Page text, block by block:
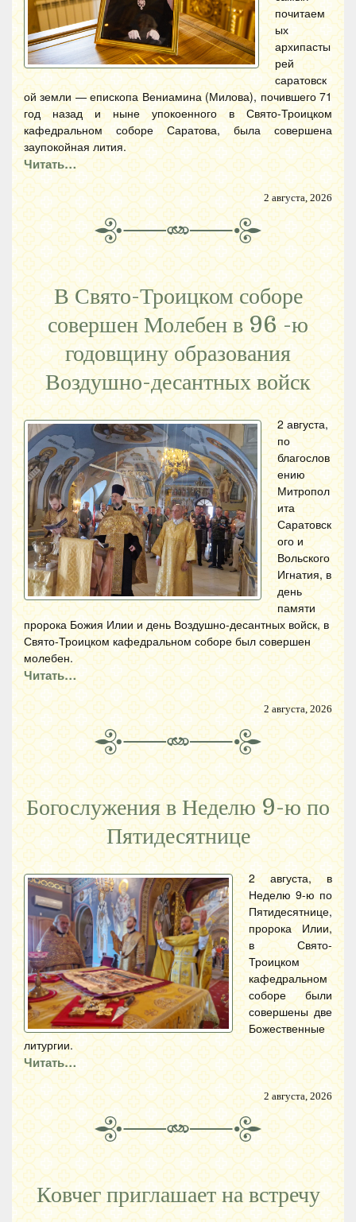
почитаем
ых
архипасты
рей
саратовск
ой земли — епископа Вениамина (Милова), почившего 71
год назад и ныне упокоенного в Свято-Троицком
кафедральном соборе Саратова, была совершена
заупокойная лития.
Читать…
2 августа, 2026
В Свято-Троицком соборе
совершен Молебен в 96 -ю
годовщину образования
Воздушно-десантных войск
2 августа,
по
благослов
ению
Митропол
ита
Саратовск
ого и
Вольского
Игнатия, в
день
памяти
пророка Божия Илии и день Воздушно-десантных войск, в
Свято-Троицком кафедральном соборе был совершен
молебен.
Читать…
2 августа, 2026
Богослужения в Неделю 9-ю по
Пятидесятнице
2 августа, в
Неделю 9-ю по
Пятидесятнице,
пророка Илии,
в Свято-
Троицком
кафедральном
соборе были
совершены две
Божественные
литургии.
Читать…
2 августа, 2026
Ковчег приглашает на встречу